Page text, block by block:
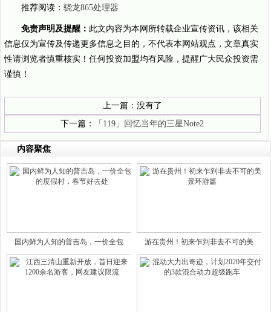
推荐阅读： 骁龙865处理器
免责声明及提醒： 此文内容为本网所转载企业宣传资讯，该相关
信息仅为宣传及传递更多信息之目的，不代表本网站观点，文章真实
性请浏览者慎重核实！任何投资加盟均有风险，提醒广大民众投资需
谨慎！
上一篇：没有了
下一篇：
「119」回忆当年的三星Note2
内容聚焦
国内鲜为人知的普吉岛，一价全包 游在贵州！初来乍到非去不可的美